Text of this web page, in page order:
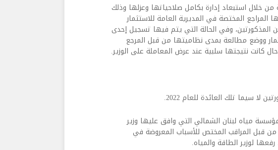
من خلال استبعاد إدارة بكامل صلاحياتها وعزلها وذلك
المختصة في المديرية العامة للاستثمار
وفي الحالة التي يتم فيها تسجيل إحدى
ووضع مطالعة بمدى نظاميتها من قبل المرجع
كانت نتيجتها سلبية عند عرض المعاملة على الوزير.
لا سيما تلك العائدة للعام 2022.
مياه لبنان الشمالي التي وافق عليها وزير
من قبل المراقب المختص للأسباب المعروضة في
لوزير الطاقة والمياه.